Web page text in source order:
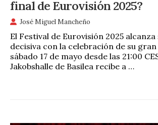
final de Eurovisión 2025?
José Miguel Mancheño
El Festival de Eurovisión 2025 alcanza
decisiva con la celebración de su
sábado 17 de mayo desde las 21:00
Jakobshalle de Basilea recibe a …